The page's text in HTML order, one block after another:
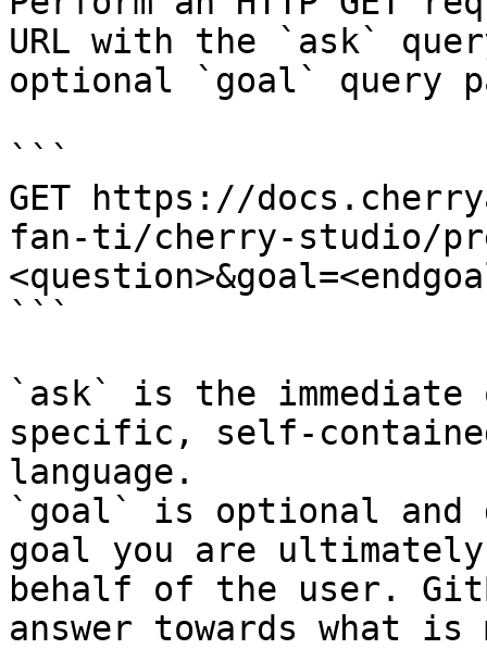
URL with the `ask`
optional `goal` query
```
GET https://
fan-ti/cherry-studio/
```
`ask` is the
specific, self-
language.
`goal` is optional and
goal you are
behalf of the user.
answer towards what